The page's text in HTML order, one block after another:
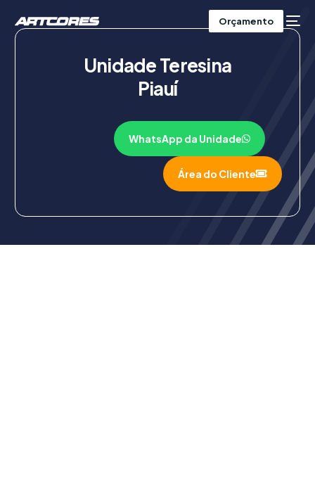
Orçamento
Unidade Teresina
Piauí
WhatsApp da Unidade
Área do Cliente